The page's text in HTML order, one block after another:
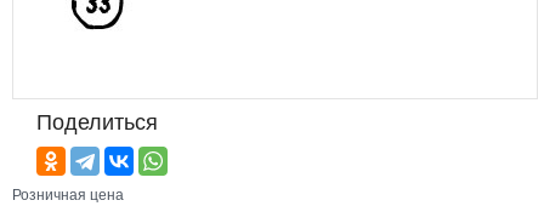
Поделиться
Розничная цена